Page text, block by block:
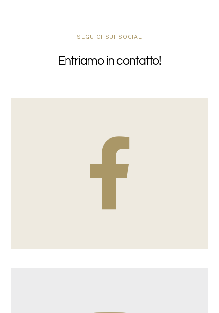
SEGUICI SUI SOCIAL
Entriamo in contatto!